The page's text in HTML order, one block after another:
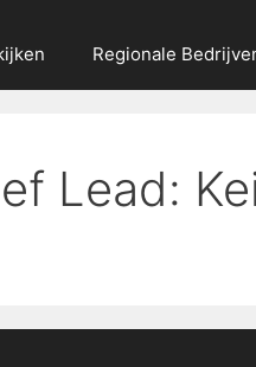
Regionale
Lead: